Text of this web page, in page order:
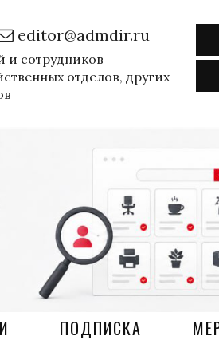
editor@admdir.ru
и сотрудников
отделов, других
ПОДПИСКА